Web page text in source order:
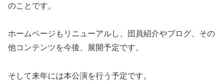
のことです。
ホームページもリニューアルし、団員紹介やブログ、その
他コンテンツを今後、展開予定です。
そして来年には本公演を行う予定です。